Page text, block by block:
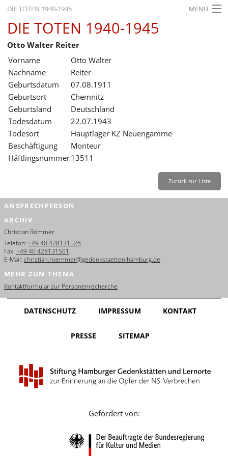
DIE TOTEN 1940-1945 MENU
STARTSEITE
AKTUELLES
AUSSTELLUNGEN
GESCHICHTE
BILDUNG
FORSCHUNG
SERVICE
Français
Dansk
Español
Nederlands
Português
Русский
Leichte Sprache
DIE TOTEN 1940-1945
Otto Walter Reiter
Vorname
Otto Walter
Nachname
Reiter
Geburtsdatum
07.08.1911
Geburtsort
Chemnitz
Geburtsland
Deutschland
Todesdatum
22.07.1943
Todesort
Hauptlager KZ Neuengamme
Beschäftigung
Monteur
Häftlingsnummer13511
Zurück zur Liste
ANSPRECHPERSON
ARCHIV
Christian Römmer
Telefon: +49 40 428131526
Fax: +49 40 428131501
E-Mail: christian.roemmer@gedenkstaetten.hamburg.de
MEHR ZUM THEMA
Kontaktformular zur Personenrecherche
DATENSCHUTZ IMPRESSUM KONTAKT
PRESSE SITEMAP
Gefördert von: